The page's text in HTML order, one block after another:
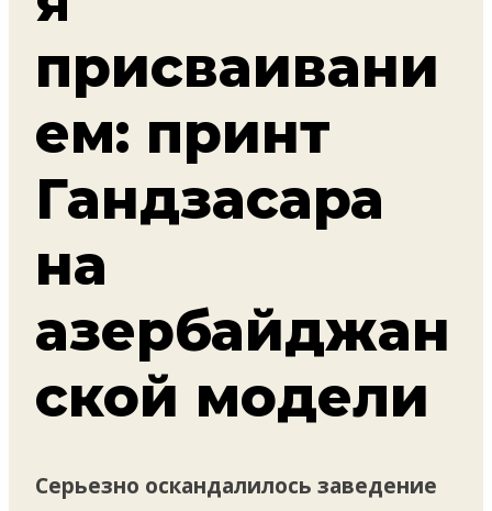
присваивани
ем: принт
Гандзасара
на
азербайджан
ской модели
Серьезно оскандалилось заведение